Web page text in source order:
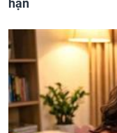
hận